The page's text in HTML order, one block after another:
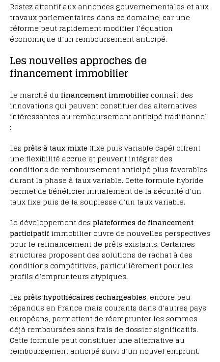
Restez attentif aux annonces gouvernementales et aux
travaux parlementaires dans ce domaine, car une
réforme peut rapidement modifier l’équation
économique d’un remboursement anticipé.
Les nouvelles approches de
financement immobilier
Le marché du financement immobilier connaît des
innovations qui peuvent constituer des alternatives
intéressantes au remboursement anticipé traditionnel
:
Les prêts à taux mixte (fixe puis variable capé) offrent
une flexibilité accrue et peuvent intégrer des
conditions de remboursement anticipé plus favorables
durant la phase à taux variable. Cette formule hybride
permet de bénéficier initialement de la sécurité d’un
taux fixe puis de la souplesse d’un taux variable.
Le développement des plateformes de financement
participatif immobilier ouvre de nouvelles perspectives
pour le refinancement de prêts existants. Certaines
structures proposent des solutions de rachat à des
conditions compétitives, particulièrement pour les
profils d’emprunteurs atypiques.
Les prêts hypothécaires rechargeables, encore peu
répandus en France mais courants dans d’autres pays
européens, permettent de réemprunter les sommes
déjà remboursées sans frais de dossier significatifs.
Cette formule peut constituer une alternative au
remboursement anticipé suivi d’un nouvel emprunt.